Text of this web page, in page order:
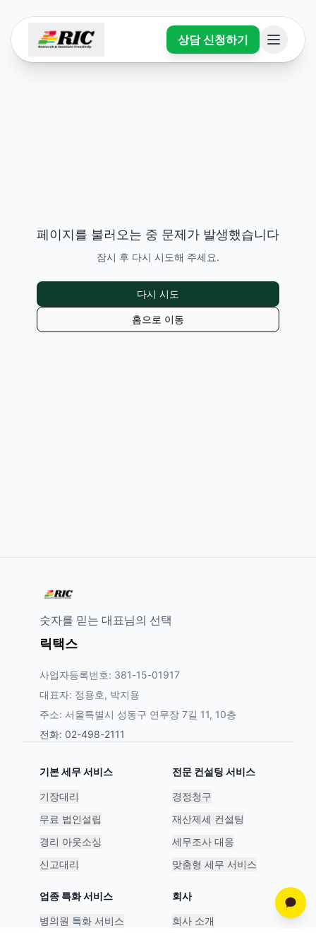
상담 신청하기
페이지를 불러오는 중 문제가 발생했습니다
잠시 후 다시 시도해 주세요.
다시 시도
홈으로 이동
숫자를 믿는 대표님의 선택
릭택스
사업자등록번호: 381-15-01917
대표자: 정용호, 박지용
주소: 서울특별시 성동구 연무장 7길 11, 10층
전화: 02-498-2111
기본 세무 서비스
기장대리
무료 법인설립
경리 아웃소싱
신고대리
전문 컨설팅 서비스
경정청구
재산제세 컨설팅
세무조사 대응
맞춤형 세무 서비스
업종 특화 서비스
병의원 특화 서비스
회사
회사 소개